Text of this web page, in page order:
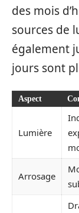
des mois
sources de
également
jours sont
Aspect
Lumière
Arrosage